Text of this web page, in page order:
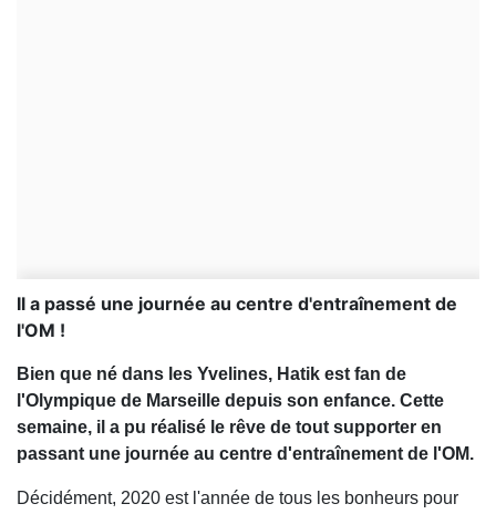
Il a passé une journée au centre d'entraînement de
l'OM !
Bien que né dans les Yvelines, Hatik est fan de
l'Olympique de Marseille depuis son enfance. Cette
semaine, il a pu réalisé le rêve de tout supporter en
passant une journée au centre d'entraînement de l'OM.
Décidément, 2020 est l'année de tous les bonheurs pour